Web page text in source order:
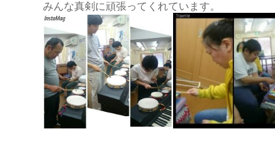
みんな真剣に頑張ってくれています。